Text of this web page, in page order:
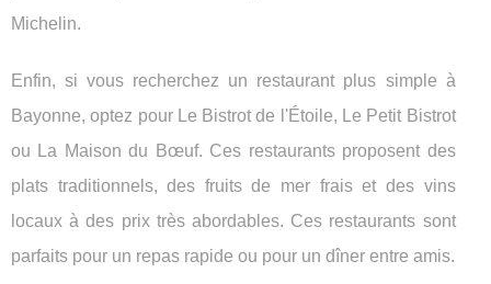
Michelin.
Enfin, si vous recherchez un restaurant plus simple à
Bayonne, optez pour Le Bistrot de l'Étoile, Le Petit Bistrot
ou La Maison du Bœuf. Ces restaurants proposent des
plats traditionnels, des fruits de mer frais et des vins
locaux à des prix très abordables. Ces restaurants sont
parfaits pour un repas rapide ou pour un dîner entre amis.